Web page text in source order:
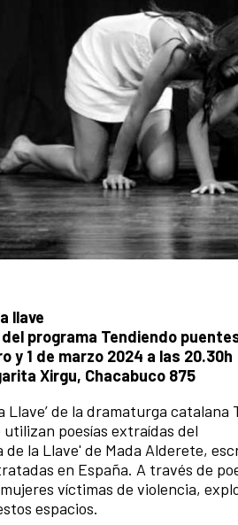
llave
programa Tendiendo
y 1 de marzo 2024 a las 20.30h
Xirgu, Chacabuco 875
Llave’ de la dramaturga
utilizan poesías extraídas del
de la Llave' de Mada Alderete,
en España. A través de
víctimas de violencia,
espacios.